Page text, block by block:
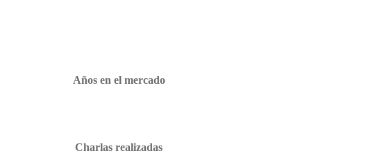
Años en el mercado
Charlas realizadas